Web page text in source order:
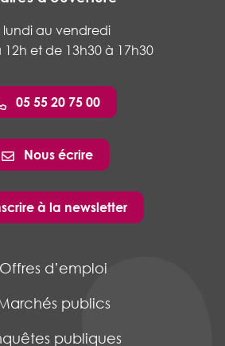
lundi au vendredi
12h et de 13h30 à 17h30
05 55 20 75 00
Nous écrire
à la newsletter
Offres d’emploi
publics
publiques